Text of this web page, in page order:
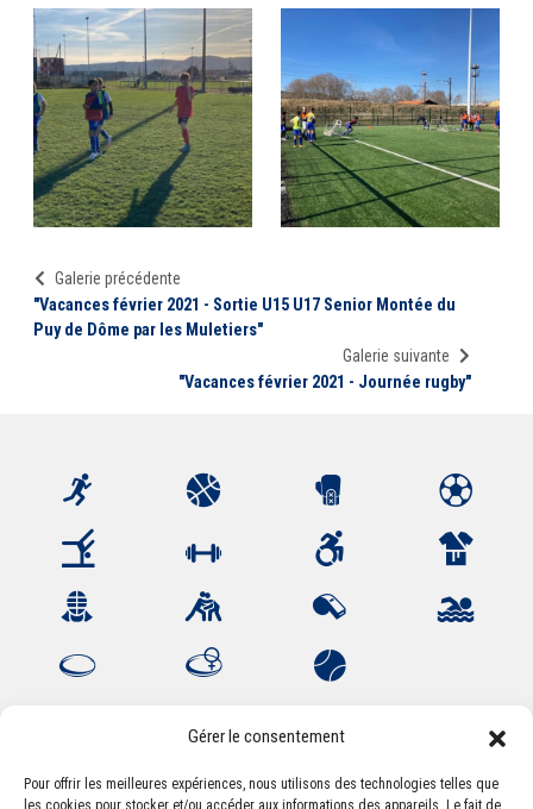
Gérer le consentement
Pour offrir les meilleures expériences, nous utilisons des technologies telles que
les cookies pour stocker et/ou accéder aux informations des appareils. Le fait de
Galerie précédente
"Vacances février 2021 - Sortie U15 U17 Senior Montée du
Puy de Dôme par les Muletiers"
Galerie suivante
"Vacances février 2021 - Journée rugby"